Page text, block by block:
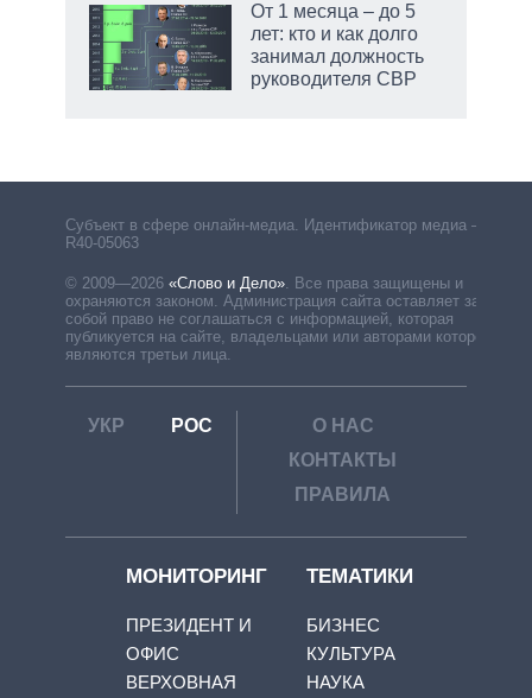
От 1 месяца – до 5
лет: кто и как долго
занимал должность
руководителя СВР
Субъект в сфере онлайн-медиа. Идентификатор медиа –
R40-05063
© 2009—2026 «Слово и Дело». Все права защищены и
охраняются законом. Администрация сайта оставляет за
собой право не соглашаться с информацией, которая
публикуется на сайте, владельцами или авторами которой
являются третьи лица.
УКР РОС
О НАС
КОНТАКТЫ
ПРАВИЛА
МОНИТОРИНГ
ПРЕЗИДЕНТ И
ОФИС
ВЕРХОВНАЯ
ТЕМАТИКИ
БИЗНЕС
КУЛЬТУРА
НАУКА